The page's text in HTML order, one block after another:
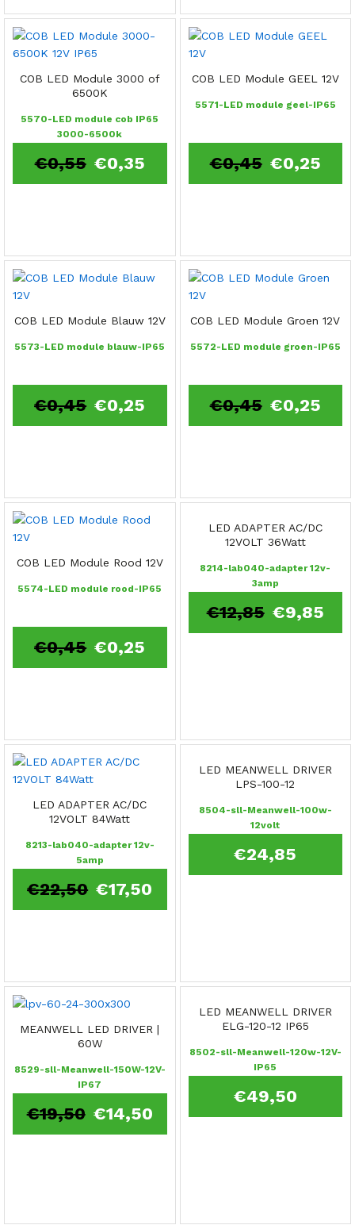
COB LED Module 3000 of
6500K
5570-LED module cob IP65
3000-6500k
€0,35
€0,55
COB LED Module GEEL 12V
5571-LED module geel-IP65
€0,25
€0,45
COB LED Module Blauw 12V
5573-LED module blauw-IP65
€0,25
€0,45
COB LED Module Groen 12V
5572-LED module groen-IP65
€0,25
€0,45
COB LED Module Rood 12V
5574-LED module rood-IP65
€0,25
€0,45
LED ADAPTER AC/DC
12VOLT 36Watt
8214-lab040-adapter 12v-
3amp
€9,85
€12,85
LED ADAPTER AC/DC
12VOLT 84Watt
8213-lab040-adapter 12v-
5amp
€17,50
€22,50
LED MEANWELL DRIVER
LPS-100-12
8504-sll-Meanwell-100w-
12volt
€24,85
MEANWELL LED DRIVER |
60W
8529-sll-Meanwell-150W-12V-
IP67
€14,50
€19,50
LED MEANWELL DRIVER
ELG-120-12 IP65
8502-sll-Meanwell-120w-12V-
IP65
€49,50